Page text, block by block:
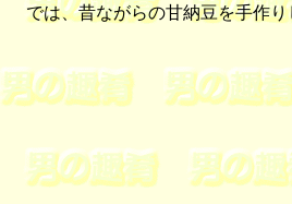
では、昔ながらの甘納豆を手作り